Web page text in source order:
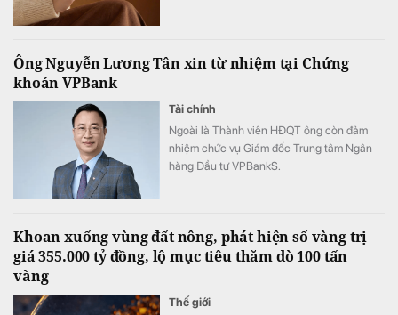
những đặc quyền cao nhất.
Ông Nguyễn Lương Tân xin từ nhiệm tại Chứng
khoán VPBank
Tài chính
Ngoài là Thành viên HĐQT ông còn đảm
nhiệm chức vụ Giám đốc Trung tâm Ngân
hàng Đầu tư VPBankS.
Khoan xuống vùng đất nông, phát hiện số vàng trị
giá 355.000 tỷ đồng, lộ mục tiêu thăm dò 100 tấn
vàng
Thế giới